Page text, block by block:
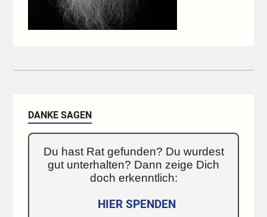
DANKE SAGEN
Du hast Rat gefunden? Du wurdest
gut unterhalten? Dann zeige Dich
doch erkenntlich:
HIER SPENDEN